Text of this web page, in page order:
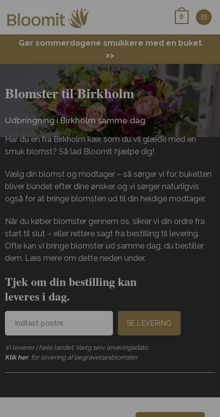
0
Gør sommerdagene smukkere med en buket
>>
Blomster til Birkholm
Udbringning i Birkholm samme dag
Har du en fra Birkholm kær, som du vil glæde med en
smuk blomst? Så lad Bloomit hjælpe dig!
Vælg din blomst og modtager – så sørger vi for, buketten
bliver bundet efter dine ønsker, og vi sørger naturligvis
også for at bringe blomsten ud til din heldige modtager.
Når du køber blomster gennem os, sikrer vi din ordre fra
start til slut – eller rettere sagt fra bestilling til levering.
Ofte kan vi bringe blomster ud samme dag, du bestiller
dem. Læs mere om dette neden under.
Tjek om din bestilling kan
leveres i dag.
SE LEVERING
Vi leverer i hele landet. Vælg selv leveringsdato.
Klik her, for levering af begravelsesblomster